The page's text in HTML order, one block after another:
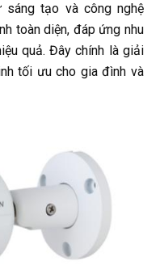
sáng tạo và công nghệ
toàn diện, đáp ứng nhu
quả. Đây chính là giải
tối ưu cho gia đình và